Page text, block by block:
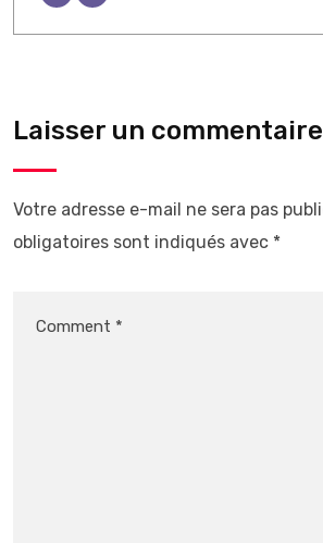
Laisser un commentaire
Votre adresse e-mail ne sera pas
obligatoires sont indiqués avec *